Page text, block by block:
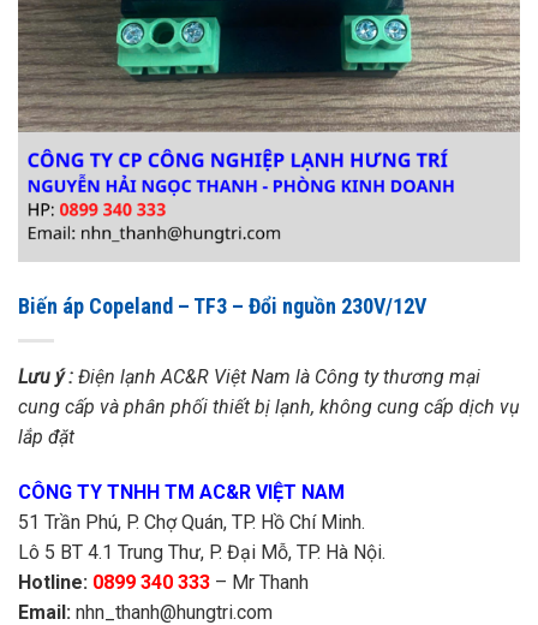
Biến áp Copeland – TF3 – Đổi nguồn 230V/12V
Lưu ý : Điện lạnh AC&R Việt Nam là Công ty thương mại
cung cấp và phân phối thiết bị lạnh, không cung cấp dịch vụ
lắp đặt
CÔNG TY TNHH TM AC&R VIỆT NAM
51 Trần Phú, P. Chợ Quán, TP. Hồ Chí Minh.
Lô 5 BT 4.1 Trung Thư, P. Đại Mỗ, TP. Hà Nội.
Hotline: 0899 340 333 – Mr Thanh
Email: nhn_thanh@hungtri.com